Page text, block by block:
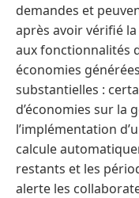
demandes et
après avoir vérifié
aux fonctionnalités
économies
substantielles :
d’économies sur la
l’implémentation
calcule
restants et les
alerte les